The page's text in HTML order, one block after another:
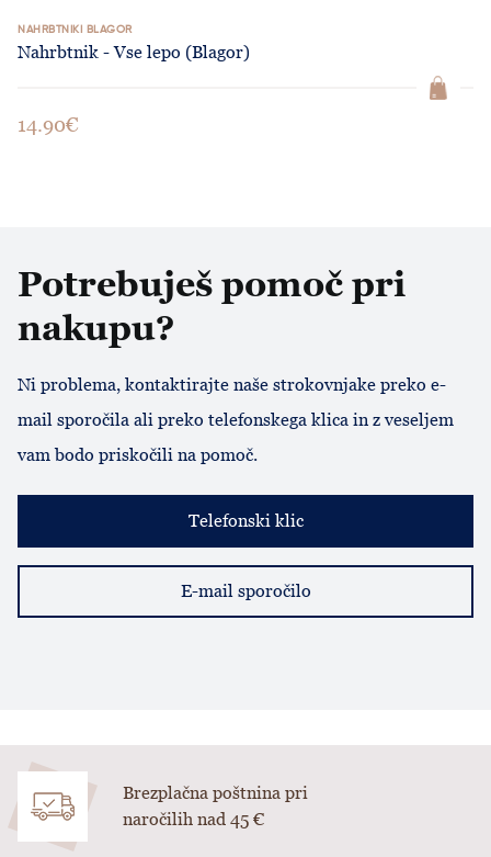
NAHRBTNIKI BLAGOR
Nahrbtnik - Vse lepo (Blagor)
14.90€
Potrebuješ pomoč pri
nakupu?
Ni problema, kontaktirajte naše strokovnjake preko e-
mail sporočila ali preko telefonskega klica in z veseljem
vam bodo priskočili na pomoč.
Telefonski klic
E-mail sporočilo
Brezplačna poštnina pri
naročilih nad 45 €